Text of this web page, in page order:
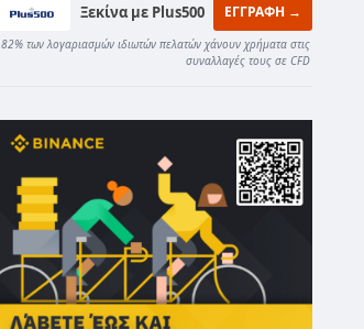
Ξεκίνα με Plus500 ΕΓΓΡΑΦΗ →
82% των λογαριασμών ιδιωτών πελατών χάνουν χρήματα στις
συναλλαγές τους σε CFD